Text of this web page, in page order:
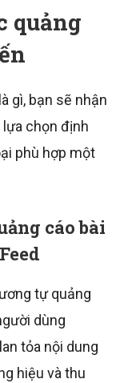
quảng
gì, bạn sẽ nhận
chọn định
phù hợp một
cáo bài
tự quảng
dùng
tỏa nội dung
hiệu và thu